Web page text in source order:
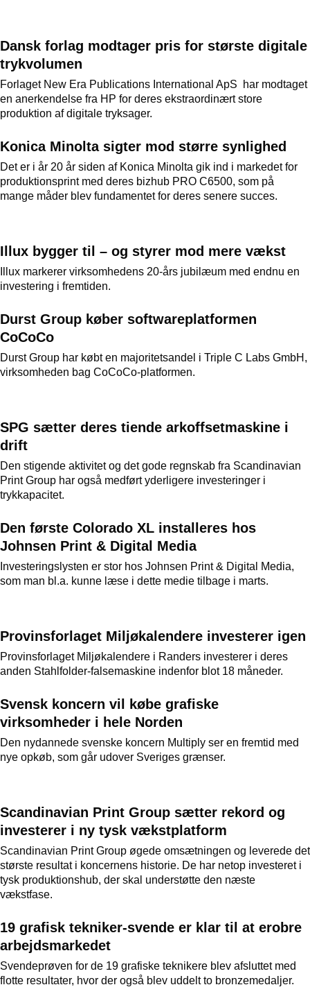
Dansk forlag modtager pris for største digitale
trykvolumen
Forlaget New Era Publications International ApS har modtaget
en anerkendelse fra HP for deres ekstraordinært store
produktion af digitale tryksager.
Konica Minolta sigter mod større synlighed
Det er i år 20 år siden af Konica Minolta gik ind i markedet for
produktionsprint med deres bizhub PRO C6500, som på
mange måder blev fundamentet for deres senere succes.
Illux bygger til – og styrer mod mere vækst
Illux markerer virksomhedens 20-års jubilæum med endnu en
investering i fremtiden.
Durst Group køber softwareplatformen
CoCoCo
Durst Group har købt en majoritetsandel i Triple C Labs GmbH,
virksomheden bag CoCoCo-platformen.
SPG sætter deres tiende arkoffsetmaskine i
drift
Den stigende aktivitet og det gode regnskab fra Scandinavian
Print Group har også medført yderligere investeringer i
trykkapacitet.
Den første Colorado XL installeres hos
Johnsen Print & Digital Media
Investeringslysten er stor hos Johnsen Print & Digital Media,
som man bl.a. kunne læse i dette medie tilbage i marts.
Provinsforlaget Miljøkalendere investerer igen
Provinsforlaget Miljøkalendere i Randers investerer i deres
anden Stahlfolder-falsemaskine indenfor blot 18 måneder.
Svensk koncern vil købe grafiske
virksomheder i hele Norden
Den nydannede svenske koncern Multiply ser en fremtid med
nye opkøb, som går udover Sveriges grænser.
Scandinavian Print Group sætter rekord og
investerer i ny tysk vækstplatform
Scandinavian Print Group øgede omsætningen og leverede det
største resultat i koncernens historie. De har netop investeret i
tysk produktionshub, der skal understøtte den næste
vækstfase.
19 grafisk tekniker-svende er klar til at erobre
arbejdsmarkedet
Svendeprøven for de 19 grafiske teknikere blev afsluttet med
flotte resultater, hvor der også blev uddelt to bronzemedaljer.